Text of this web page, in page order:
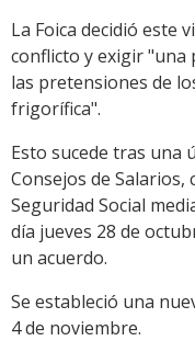
La Foica decidió este
conflicto y exigir "una
las pretensiones de
frigorífica".
Esto sucede tras una
Consejos de
Seguridad Social
día jueves 28 de
un acuerdo.
Se estableció una
4 de noviembre.